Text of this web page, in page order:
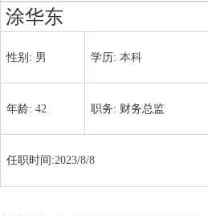
涂华东
性别: 男 学历: 本科
年龄: 42 职务: 财务总监
任职时间:2023/8/8